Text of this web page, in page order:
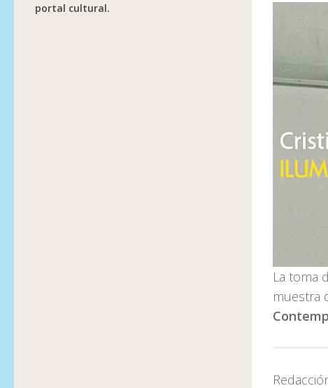
La toma
muestra
portal cultural.